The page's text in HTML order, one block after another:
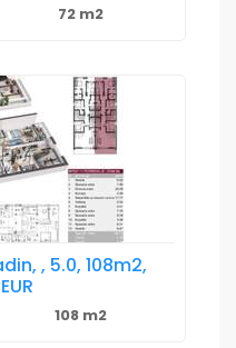
72 m2
, 5.0, 108m2,
108 m2